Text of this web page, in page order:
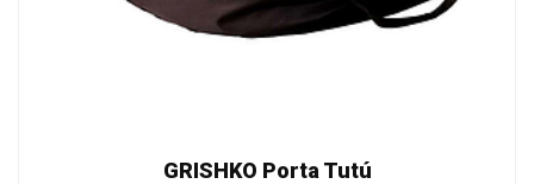
GRISHKO Porta Tutú